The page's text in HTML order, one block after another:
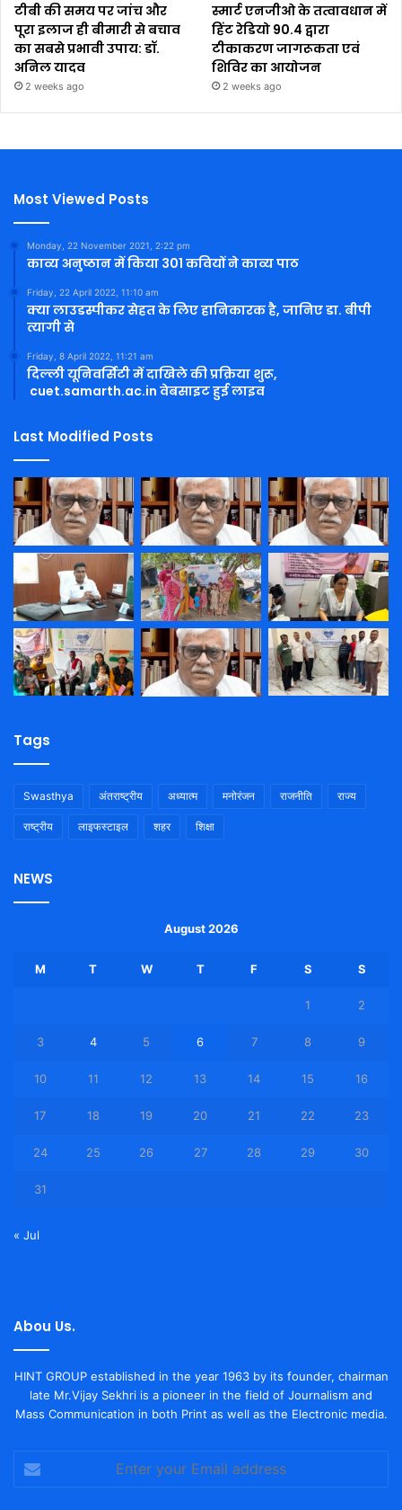
टीबी की समय पर जांच और
पूरा इलाज ही बीमारी से बचाव
का सबसे प्रभावी उपाय: डॉ.
अनिल यादव
2 weeks ago
स्मार्ट एनजीओ के तत्वावधान में
हिंट रेडियो 90.4 द्वारा
टीकाकरण जागरूकता एवं
शिविर का आयोजन
2 weeks ago
Most Viewed Posts
Monday, 22 November 2021, 2:22 pm
काव्य अनुष्ठान में किया 301 कवियों ने काव्य पाठ
Friday, 22 April 2022, 11:10 am
क्या लाउडस्पीकर सेहत के लिए हानिकारक है, जानिए डा. बीपी
त्यागी से
Friday, 8 April 2022, 11:21 am
दिल्ली यूनिवर्सिटी में दाखिले की प्रक्रिया शुरू,
cuet.samarth.ac.in वेबसाइट हुई लाइव
Last Modified Posts
Tags
Swasthya अंतराष्ट्रीय अध्यात्म मनोरंजन राजनीति राज्य
राष्ट्रीय लाइफस्टाइल शहर शिक्षा
NEWS
August 2026
M T W T F S S
1 2
3 4 5 6 7 8 9
10 11 12 13 14 15 16
17 18 19 20 21 22 23
24 25 26 27 28 29 30
31
« Jul
Abou Us.
HINT GROUP established in the year 1963 by its founder, chairman
late Mr.Vijay Sekhri is a pioneer in the field of Journalism and
Mass Communication in both Print as well as the Electronic media.
your